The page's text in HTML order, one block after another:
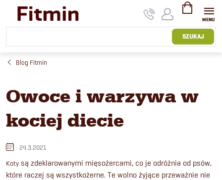
treści
SZUKAJ
KOSZYK
Blog Fitmin
Owoce i warzywa w
kociej diecie
24.3.2021
Koty są zdeklarowanymi mięsożercami, co je odróżnia od psów,
które raczej są wszystkożerne. Te wolno żyjące przeważnie nie